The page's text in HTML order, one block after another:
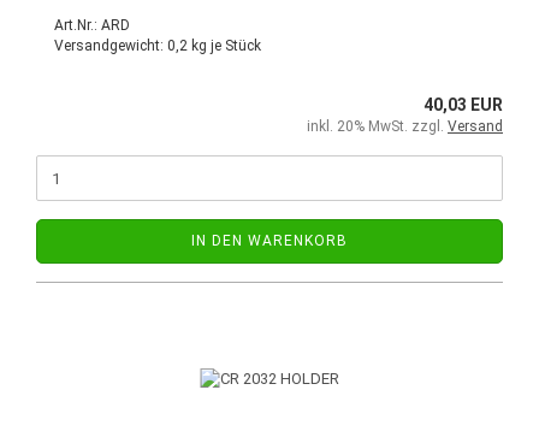
Art.Nr.: ARD
Versandgewicht: 0,2 kg je Stück
40,03 EUR
inkl. 20% MwSt. zzgl. Versand
IN DEN WARENKORB